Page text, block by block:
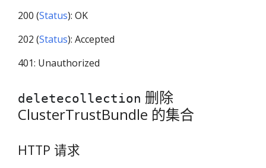
200 (Status): OK
202 (Status): Accepted
401: Unauthorized
deletecollection 删除
ClusterTrustBundle 的集合
HTTP 请求